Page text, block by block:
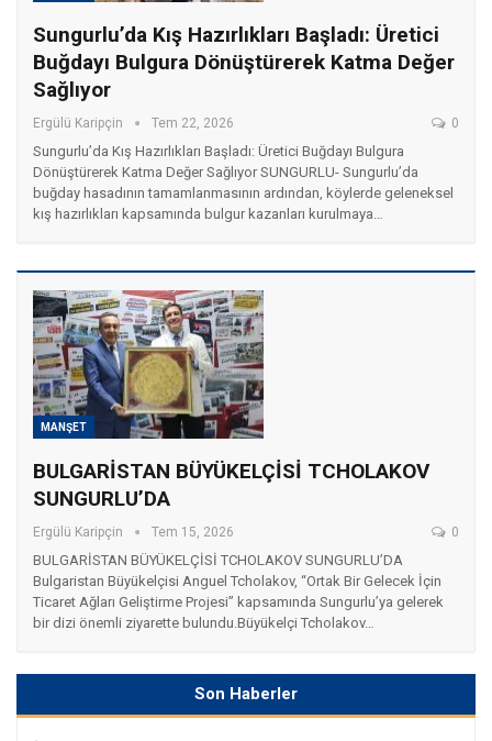
Sungurlu’da Kış Hazırlıkları Başladı: Üretici
Buğdayı Bulgura Dönüştürerek Katma Değer
Sağlıyor
Ergülü Karipçin Tem 22, 2026 0
Sungurlu’da Kış Hazırlıkları Başladı: Üretici Buğdayı Bulgura
Dönüştürerek Katma Değer Sağlıyor SUNGURLU- Sungurlu’da
buğday hasadının tamamlanmasının ardından, köylerde geleneksel
kış hazırlıkları kapsamında bulgur kazanları kurulmaya…
MANŞET
BULGARİSTAN BÜYÜKELÇİSİ TCHOLAKOV
SUNGURLU’DA
Ergülü Karipçin Tem 15, 2026 0
BULGARİSTAN BÜYÜKELÇİSİ TCHOLAKOV SUNGURLU’DA ​
Bulgaristan Büyükelçisi Anguel Tcholakov, “Ortak Bir Gelecek İçin
Ticaret Ağları Geliştirme Projesi” kapsamında Sungurlu’ya gelerek
bir dizi önemli ziyarette bulundu. ​Büyükelçi Tcholakov…
Son Haberler